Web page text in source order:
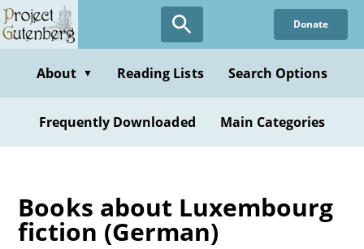
Skip
to
content
Donate
About ▼ Reading Lists Search Options
Frequently Downloaded Main Categories
Books about Luxembourg
fiction (German)